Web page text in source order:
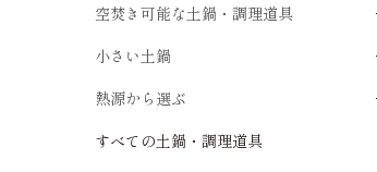
空焚き可能な土鍋・調理道具
小さい土鍋
熱源から選ぶ
すべての土鍋・調理道具